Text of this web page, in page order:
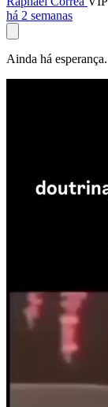
há 2 semanas
Ainda há esperança.